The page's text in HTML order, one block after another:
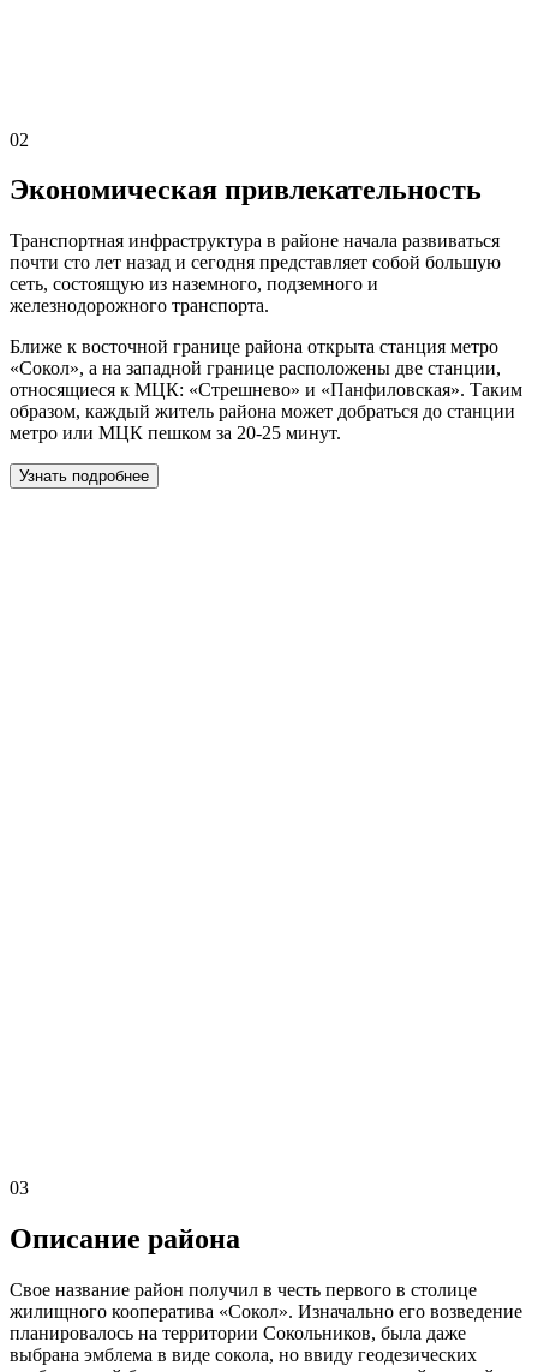
02
Экономическая привлекательность
Транспортная инфраструктура в районе начала развиваться
почти сто лет назад и сегодня представляет собой большую
сеть, состоящую из наземного, подземного и
железнодорожного транспорта.
Ближе к восточной границе района открыта станция метро
«Сокол», а на западной границе расположены две станции,
относящиеся к МЦК: «Стрешнево» и «Панфиловская». Таким
образом, каждый житель района может добраться до станции
метро или МЦК пешком за 20-25 минут.
Узнать подробнее
03
Описание района
Свое название район получил в честь первого в столице
жилищного кооператива «Сокол». Изначально его возведение
планировалось на территории Сокольников, была даже
выбрана эмблема в виде сокола, но ввиду геодезических